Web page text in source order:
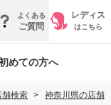
よくある
ご質問
レディス
はこちら
めての方へ
舗検索
神奈川県の店舗